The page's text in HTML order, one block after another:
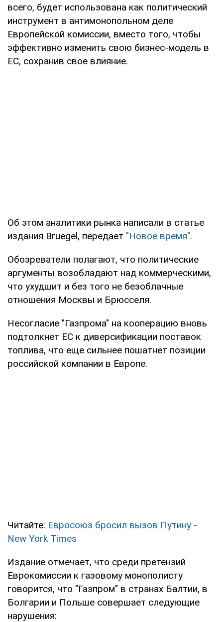
всего, будет использована как политический
инструмент в антимонопольном деле
Европейской комиссии, вместо того, чтобы
эффективно изменить свою бизнес-модель в
ЕС, сохранив свое влияние.
Об этом аналитики рынка написали в статье
издания Bruegel, передает "Новое время".
Обозреватели полагают, что политические
аргументы возобладают над коммерческими,
что ухудшит и без того не безоблачные
отношения Москвы и Брюсселя.
Несогласие "Газпрома" на кооперацию вновь
подтолкнет ЕС к диверсификации поставок
топлива, что еще сильнее пошатнет позиции
российской компании в Европе.
Читайте: Евросоюз бросил вызов Путину -
New York Times
Издание отмечает, что среди претензий
Еврокомиссии к газовому монополисту
говорится, что "Газпром" в странах Балтии, в
Болгарии и Польше совершает следующие
нарушения: